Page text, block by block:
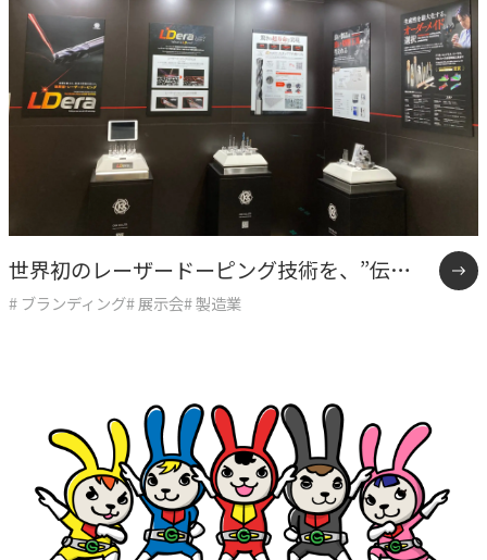
人と​組織の​価値共創支援
→
中期経営計画から人事を設計する
実行エンジン
実行支援
SERVICE
サービス
オリジナルフレーム ワーク
独自の問題解決手法
LHソリューション
幅広い解決手段
世界初のレーザードーピング技術を、”伝わ
る形”にする。
# ブランディング# 展示会# 製造業